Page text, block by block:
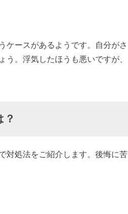
ケースがあるようです。自分がさ
。浮気したほうも悪いですが、
対処法をご紹介します。後悔に苦